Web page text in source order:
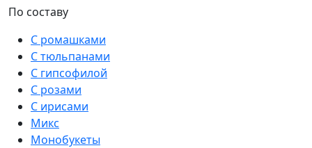
По составу
С ромашками
С тюльпанами
С гипсофилой
С розами
С ирисами
Микс
Монобукеты